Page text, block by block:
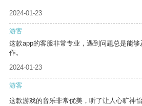
2024-01-23
游客
这款app的客服非常专业，遇到问题总是能
作。
2024-01-23
游客
这款游戏的音乐非常优美，听了让人心旷神怡